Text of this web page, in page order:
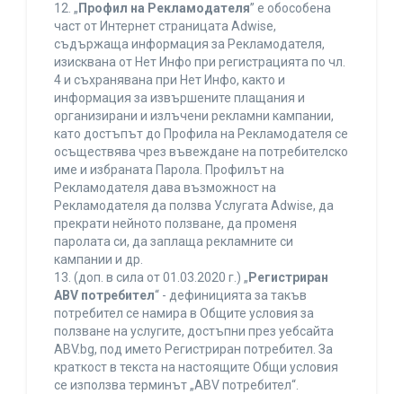
12. „ Профил на Рекламодателя” е обособена
част от Интернет страницата Adwise,
съдържаща информация за Рекламодателя,
изисквана от Нет Инфо при регистрацията по чл.
4 и съхранявана при Нет Инфо, както и
информация за извършените плащания и
организирани и излъчени рекламни кампании,
като достъпът до Профила на Рекламодателя се
осъществява чрез въвеждане на потребителско
име и избраната Парола. Профилът на
Рекламодателя дава възможност на
Рекламодателя да ползва Услугата Adwise, да
прекрати нейното ползване, да променя
паролата си, да заплаща рекламните си
кампании и др.
13. (доп. в сила от 01.03.2020 г.) „ Регистриран
ABV потребител“ - дефиницията за такъв
потребител се намира в Общите условия за
ползване на услугите, достъпни през уебсайта
ABV.bg, под името Регистриран потребител. За
краткост в текста на настоящите Общи условия
се използва терминът „ABV потребител“.